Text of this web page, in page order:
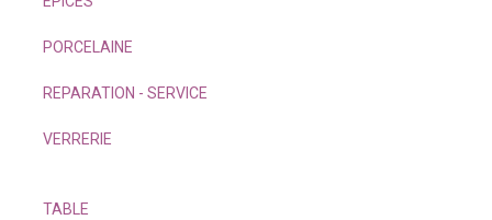
PORCELAINE
REPARATION - SERVICE
VERRERIE
TABLE